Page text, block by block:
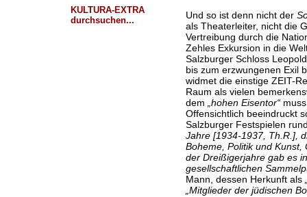
KULTURA-EXTRA
durchsuchen...
Und so ist denn nicht der
als Theaterleiter, nicht die
Vertreibung durch die
Zehles Exkursion in die
Salzburger Schloss
bis zum erzwungenen Exil
widmet die einstige ZEIT-
Raum als vielen
dem
„hohen Eisentor“muss
Offensichtlich beeindruckt
Salzburger Festspielen
Jahre [1934-1937, Th.R.],
Boheme, Politik und Kunst,
der Dreißigerjahre gab es
gesellschaftlichen
Mann, dessen Herkunft als
„Mitglieder der jüdischen